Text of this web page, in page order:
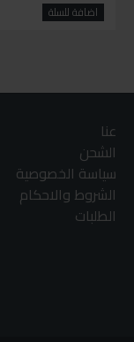
اضافة للسلة
عنا
الشحن
سياسة الخصوصية
الشروط والاحكام
الطلبات